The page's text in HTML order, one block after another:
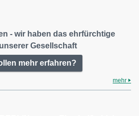
- wir haben das ehrfürchtige
Gesellschaft
mehr erfahren?
mehr